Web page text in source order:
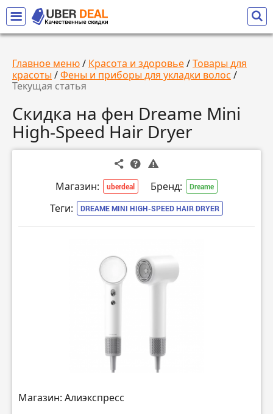
Главное меню/ Красота и здоровье/Товары для
красоты /Фены и приборы для укладки волос /
Текущая статья
Скидка на фен Dreame Mini
High-Speed Hair Dryer
Магазин: uberdeal Бренд: Dreame
Теги: DREAME MINI HIGH-SPEED HAIR DRYER
Магазин: Алиэкспресс